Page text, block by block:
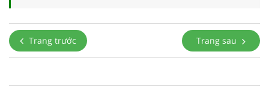
Trang trước Trang sau